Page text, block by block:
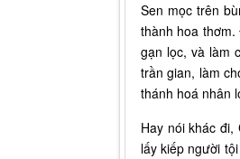
Sen mọc trên
thành hoa
gạn lọc, và làm
trần gian, làm
thánh hoá nhân
Hay nói khác
lấy kiếp người